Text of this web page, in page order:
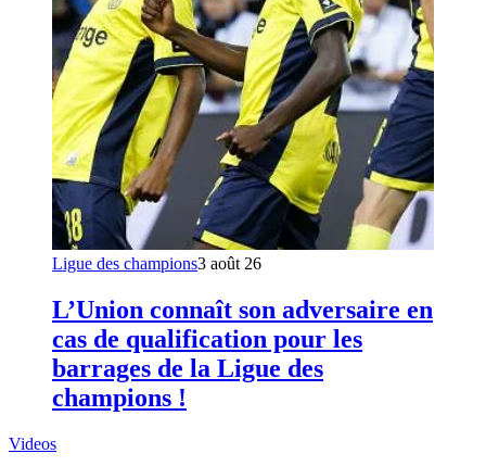
Ligue des champions3 août 26
L’Union connaît son adversaire en
cas de qualification pour les
barrages de la Ligue des
champions !
Videos